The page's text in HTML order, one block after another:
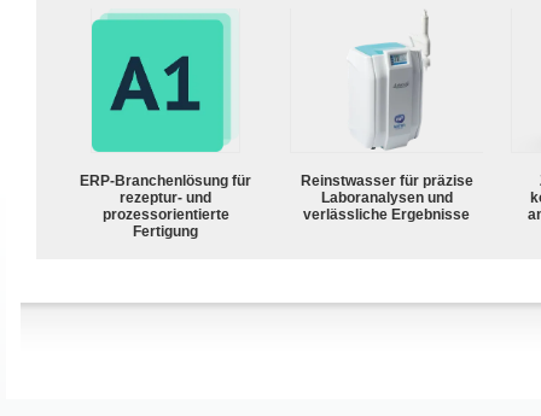
ERP-Branchenlösung für
rezeptur- und
prozessorientierte
Fertigung
Reinstwasser für präzise
Laboranalysen und
verlässliche Ergebnisse